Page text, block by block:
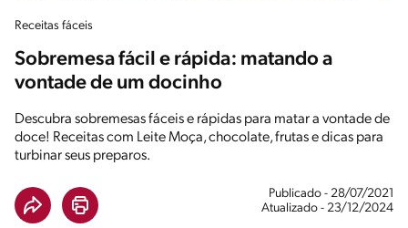
Receitas fáceis
Sobremesa fácil e rápida: matando a
vontade de um docinho
Descubra sobremesas fáceis e rápidas para matar a vontade de
doce! Receitas com Leite Moça, chocolate, frutas e dicas para
turbinar seus preparos.
Publicado - 28/07/2021
Atualizado - 23/12/2024